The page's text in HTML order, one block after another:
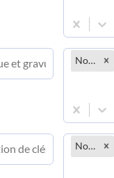
Normal
Normal